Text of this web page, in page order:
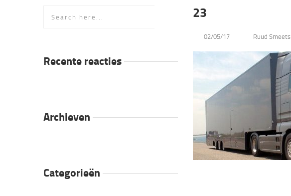
23
02/05/17 Ruud Smeets
Recente reacties
Archieven
Categorieën